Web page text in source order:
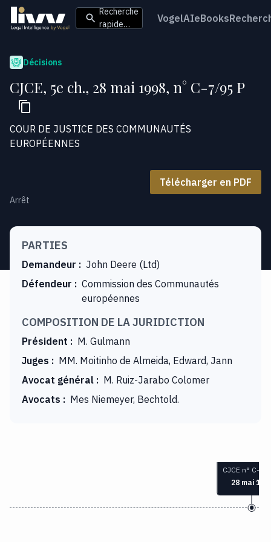
Recherche
rapide…
VogelAIeBooks
Décisions
CJCE, 5e ch., 28 mai 1998, n° C-7/95 P
COUR DE JUSTICE DES COMMUNAUTÉS
EUROPÉENNES
Télécharger en PDF
Arrêt
PARTIES
Demandeur : John Deere (Ltd)
Défendeur : Commission des Communautés
européennes
COMPOSITION DE LA JURIDICTION
Président : M. Gulmann
Juges : MM. Moitinho de Almeida, Edward, Jann
Avocat général : M. Ruiz-Jarabo Colomer
Avocats : Mes Niemeyer, Bechtold.
CJCE n° C-7/
28 mai